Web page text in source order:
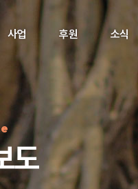
사업 후원 소식
덤후원
도